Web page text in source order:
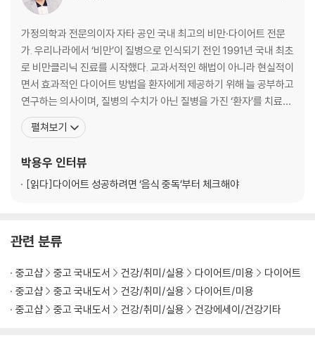
2. 몸도 비우고 살도 빼고
:해독다이어트를 즐겨라!
Part 2 비만은 몸속 지방이 부족하다고 착각하는 질병
우리 몸엔 정교한 체중조절시스템이 있다
지방이 충분하다? 부족하다? 뇌는 헷갈린다
체중조절시스템을 망가뜨리는 나쁜 독소들
‘간헐적 단식’에 대한 몇 가지 생각
몸속에 독소를 쉽게 허락하지 마라
해독다이어트 1.렙틴호르몬의 작동능력을 높여라
해독다이어트 2.단백질 섭취량을 지금보다 늘려라
해독다이어트 3.마음의 독소, 스트레스를 조절하라
해독다이어트 4.영양제로 산화스트레스와 만성염증을 다스려라
해독다이어트 5.운동으로 독성지방을 배출하라
가정의학과 전문의이자 자타 공인 국내 최고의 비만·다이어트 전문
가. 우리나라에서 ‘비만’이 질병으로 인식되기 전인 1991년 국내 최초
로 비만클리닉 진료를 시작했다. 교과서적인 해법이 아니라 현실적이
면서 효과적인 다이어트 방법을 환자에게 제공하기 위해 늘 공부하고
연구하는 의사이며, 질병의 수치가 아닌 질병을 가진 ‘환자’를 치료하
고자 노력하는 의사이기도 하다. 서울대학교 의과대학을 졸업하고 동
대학 보건대학원에서 석사(역학 전공)를, 고려대학교 의과대학에서
의 시절에 스포츠의학 연구회의 주요 임원으로 참여하
펼쳐보기
박용우 인터뷰
[읽다]다이어트 성공하려면 ‘음식 중독’부터 체크해야
관련 분류
중고샵 중고 국내도서 건강/취미/실용 다이어트/미용
다이어트
중고샵
중고 국내도서 건강/취미/실용
다이어트/미용
중고샵
중고 국내도서 건강/취미/실용 건강에세이/건강기타